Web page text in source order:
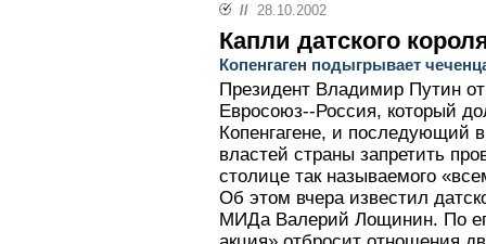
// 28.10.2002
Капли датского
Копенгаген подыгрывает
Президент Владимир Путин
Евросоюз--Россия, который
Копенгагене, и последующий
властей страны запретить
столице так называемого
Об этом вчера известил
МИДа Валерий Лощинин. По